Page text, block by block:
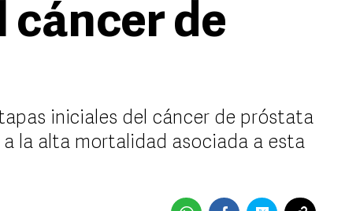
cáncer de
iniciales del cáncer de próstata
la alta mortalidad asociada a esta